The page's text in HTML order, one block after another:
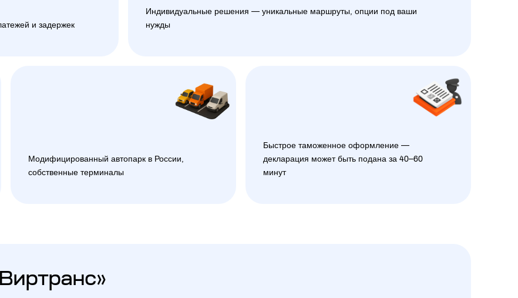
и задержек
Индивидуальные решения — уникальные маршруты, опции под ваши
нужды
Модифицированный автопарк в России,
собственные терминалы
Быстрое таможенное оформление —
декларация может быть подана за 40–60
минут